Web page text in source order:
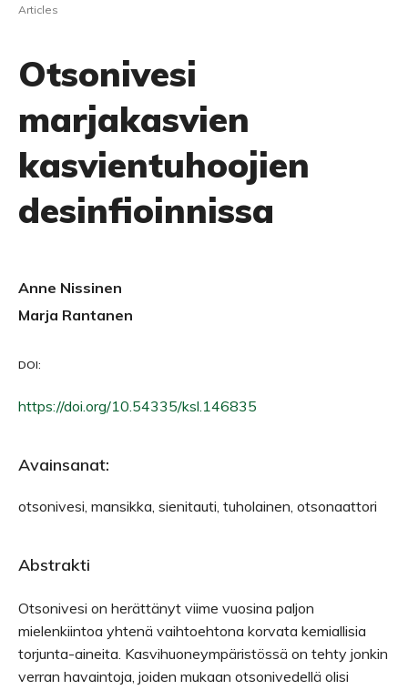
Articles
Otsonivesi
marjakasvien
kasvientuhoojien
desinfioinnissa
Anne Nissinen
Marja Rantanen
DOI:
https://doi.org/10.54335/ksl.146835
Avainsanat:
otsonivesi, mansikka, sienitauti, tuholainen, otsonaattori
Abstrakti
Otsonivesi on herättänyt viime vuosina paljon
mielenkiintoa yhtenä vaihtoehtona korvata kemiallisia
torjunta-aineita. Kasvihuoneympäristössä on tehty jonkin
verran havaintoja, joiden mukaan otsonivedellä olisi